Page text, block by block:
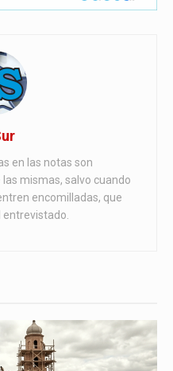
en las notas son
mismas, salvo cuando
encomilladas, que
entrevistado.